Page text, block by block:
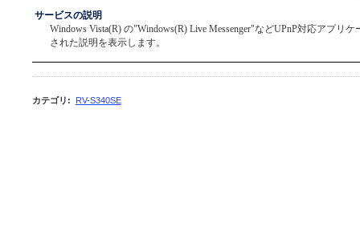
サービスの説明
Windows Vista(R) の"Windows(R) Live Messenger"などUPnP対応アプリ
された説明を表示します。
カテゴリ : RV-S340SE